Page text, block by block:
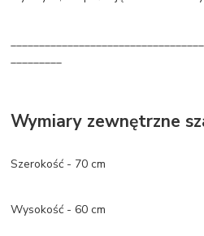
_________
Wymiary zewnętrzne
Szerokość - 70 cm
Wysokość - 60 cm